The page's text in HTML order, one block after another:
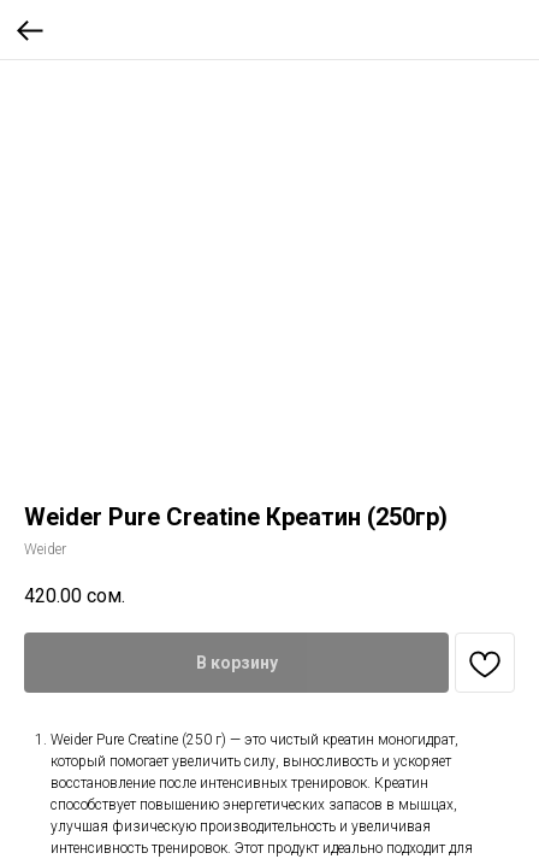
Weider Pure Creatine Креатин (250гр)
Weider
420.00 сом.
В корзину
Weider Pure Creatine (250 г) — это чистый креатин моногидрат,
который помогает увеличить силу, выносливость и ускоряет
восстановление после интенсивных тренировок. Креатин
способствует повышению энергетических запасов в мышцах,
улучшая физическую производительность и увеличивая
интенсивность тренировок. Этот продукт идеально подходит для